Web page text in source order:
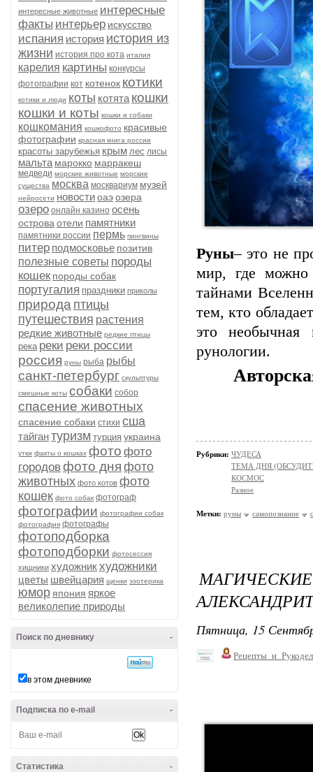
интересные животные интересные
факты интерьер искусство
испания история история из
жизни история про кота италия
карелия картины конкурсы
фотографии кот котенок котики
котики и люди коты котята кошки
кошки и коты кошки и собаки
кошкомания кошкофото красивые
фотографии красная книга россии
красоты зарубежья крым лес лисы
мальта марокко марракеш
медведи морские животные морские
существа москва москвариум музей
нейросети новостиоаэозера
озеро онлайн казино осень
острова отели памятники
памятники россии пермь пингвины
питер подмосковье позитив
полезные советы породы
кошек породы собак
португалия праздники приколы
природа птицы
путешествия растения
редкие животные редкие птицы
река реки реки россии
россия руны рыба рыбы
санкт-петербург скульптуры
смешные коты собаки собор
спасение животных
спасение собаки стихи сша
тайгантуризм турция украина
утки факты о кошках фото фото
городовфото дня фото
животных фото котов фото
кошек фото собак фотограф
фотографии фотографии собак
фотография фотографы
фотоподборка
фотоподборки фотосессия
хищники художникхудожники
цветы швейцария щенки эзотерика
юмор япония яркое
великолепие природы
-
Поиск по дневнику
в этом дневнике
-
Подписка по e-mail
-
Статистика
Руны– это не
мир, где можно
тайнами
тем, кто
это необычная
рунологии.
Рубрики: ЧУДЕСА
ТЕМА ДНЯ
КОСМОС
Разное
Метки: руны самопознание
АЛЕКСАНДРИТ
Пятница, 15